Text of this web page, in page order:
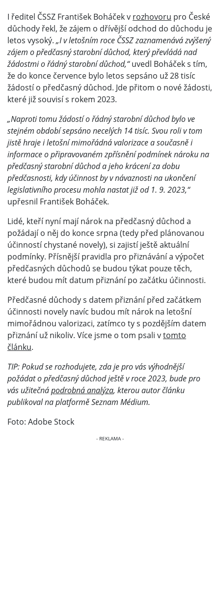
I ředitel ČSSZ František Boháček v rozhovoru pro České
důchody řekl, že zájem o dřívější odchod do důchodu je
letos vysoký. „I v letošním roce ČSSZ zaznamenává zvýšený
zájem o předčasný starobní důchod, který převládá nad
žádostmi o řádný starobní důchod,“uvedl Boháček s tím,
že do konce července bylo letos sepsáno už 28 tisíc
žádostí o předčasný důchod. Jde přitom o nové žádosti,
které již souvisí s rokem 2023.
„Naproti tomu žádostí o řádný starobní důchod bylo ve
stejném období sepsáno necelých 14 tisíc. Svou roli v tom
jistě hraje i letošní mimořádná valorizace a současně i
informace o připravovaném zpřísnění podmínek nároku na
předčasný starobní důchod a jeho krácení za dobu
předčasnosti, kdy účinnost by v návaznosti na ukončení
legislativního procesu mohla nastat již od 1. 9. 2023,“
upřesnil František Boháček.
Lidé, kteří nyní mají nárok na předčasný důchod a
požádají o něj do konce srpna (tedy před plánovanou
účinností chystané novely), si zajistí ještě aktuální
podmínky. Přísnější pravidla pro přiznávání a výpočet
předčasných důchodů se budou týkat pouze těch,
které budou mít datum přiznání po začátku účinnosti.
Předčasné důchody s datem přiznání před začátkem
účinnosti novely navíc budou mít nárok na letošní
mimořádnou valorizaci, zatímco ty s pozdějším datem
přiznání už nikoliv. Více jsme o tom psali vtomto
článku.
TIP: Pokud se rozhodujete, zda je pro vás výhodnější
požádat o předčasný důchod ještě v roce 2023, bude pro
vás užitečnápodrobná analýza, kterou autor článku
publikoval na platformě Seznam Médium.
Foto: Adobe Stock